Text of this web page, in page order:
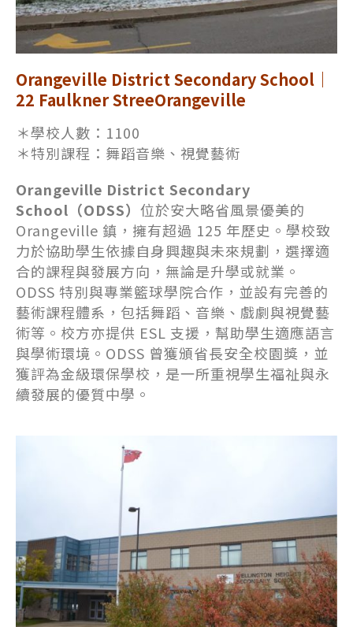
Orangeville District Secondary School｜
22 Faulkner StreeOrangeville
＊學校人數：1100
＊特別課程：舞蹈音樂、視覺藝術
Orangeville District Secondary
School（ODSS） 位於安大略省風景優美的
Orangeville 鎮，擁有超過 125 年歷史。學校致
力於協助學生依據自身興趣與未來規劃，選擇適
合的課程與發展方向，無論是升學或就業。
ODSS 特別與專業籃球學院合作，並設有完善的
藝術課程體系，包括舞蹈、音樂、戲劇與視覺藝
術等。校方亦提供 ESL 支援，幫助學生適應語言
與學術環境。ODSS 曾獲頒省長安全校園獎，並
獲評為金級環保學校，是一所重視學生福祉與永
續發展的優質中學。